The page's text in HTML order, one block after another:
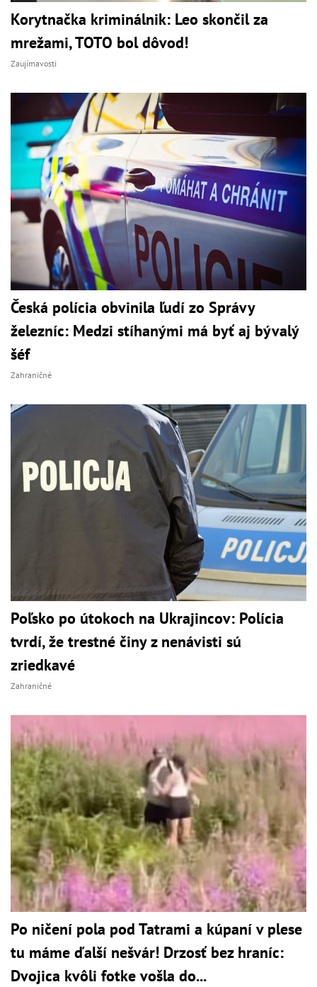
Korytnačka kriminálnik: Leo skončil za
mrežami, TOTO bol dôvod!
Zaujímavosti
Česká polícia obvinila ľudí zo Správy
železníc: Medzi stíhanými má byť aj bývalý
šéf
Zahraničné
Poľsko po útokoch na Ukrajincov: Polícia
tvrdí, že trestné činy z nenávisti sú
zriedkavé
Zahraničné
Po ničení pola pod Tatrami a kúpaní v plese
tu máme ďalší nešvár! Drzosť bez hraníc:
Dvojica kvôli fotke vošla do...